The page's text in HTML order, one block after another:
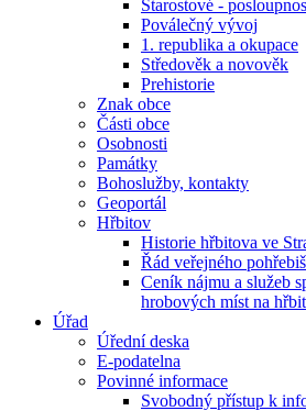
Starostové -
Poválečný vývoj
1. republika a okupace
Středověk a novověk
Prehistorie
Znak obce
Části obce
Osobnosti
Památky
Bohoslužby, kontakty
Geoportál
Hřbitov
Historie hřbitova ve
Řád veřejného
Ceník nájmu a služeb
hrobových míst na
Úřad
Úřední deska
E-podatelna
Povinné informace
Svobodný přístup k